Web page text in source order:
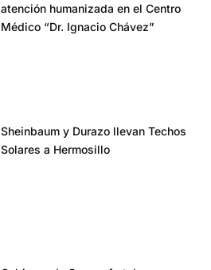
atención humanizada en el Centro
Médico “Dr. Ignacio Chávez”
Sheinbaum y Durazo llevan Techos
Solares a Hermosillo